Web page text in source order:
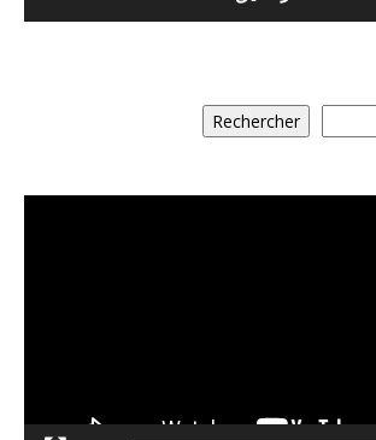
Rechercher